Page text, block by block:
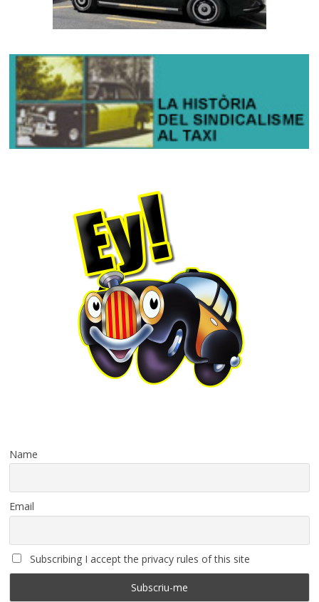
Name
Email
Subscribing I accept the privacy rules of this site